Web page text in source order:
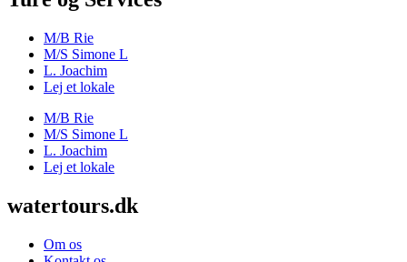
M/B Rie
M/S Simone L
L. Joachim
Lej et lokale
M/B Rie
M/S Simone L
L. Joachim
Lej et lokale
watertours.dk
Om os